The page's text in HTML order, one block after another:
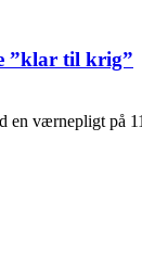
”klar til krig”
værnepligt på